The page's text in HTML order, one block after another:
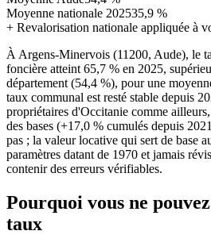
Moyenne nationale 202535,9 %
+ Revalorisation nationale appliquée à
À Argens-Minervois (11200, Aude), le
foncière atteint 65,7 % en 2025,
département (54,4 %), pour une
taux communal est resté stable depuis
propriétaires d'Occitanie comme
des bases (+17,0 % cumulés depuis
pas ; la valeur locative qui sert de base
paramètres datant de 1970 et jamais
contenir des erreurs vérifiables.
Pourquoi vous ne
taux